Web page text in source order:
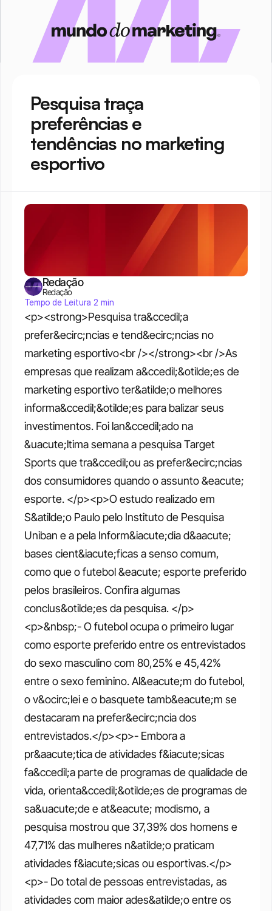
Pesquisa traça
preferências e
tendências no marketing
esportivo
<p><strong>Pesquisa tra&ccedil;a
prefer&ecirc;ncias e tend&ecirc;ncias no
marketing esportivo<br /></strong><br />As
empresas que realizam a&ccedil;&otilde;es de
marketing esportivo ter&atilde;o melhores
informa&ccedil;&otilde;es para balizar seus
investimentos. Foi lan&ccedil;ado na
&uacute;ltima semana a pesquisa Target
Sports que tra&ccedil;ou as prefer&ecirc;ncias
dos consumidores quando o assunto &eacute;
esporte. </p><p>O estudo realizado em
S&atilde;o Paulo pelo Instituto de Pesquisa
Uniban e a pela Inform&iacute;dia d&aacute;
bases cient&iacute;ficas a senso comum,
como que o futebol &eacute; esporte preferido
pelos brasileiros. Confira algumas
conclus&otilde;es da pesquisa. </p>
<p>&nbsp;- O futebol ocupa o primeiro lugar
como esporte preferido entre os entrevistados
do sexo masculino com 80,25% e 45,42%
entre o sexo feminino. Al&eacute;m do futebol,
o v&ocirc;lei e o basquete tamb&eacute;m se
destacaram na prefer&ecirc;ncia dos
entrevistados.</p><p>- Embora a
pr&aacute;tica de atividades f&iacute;sicas
fa&ccedil;a parte de programas de qualidade de
vida, orienta&ccedil;&otilde;es de programas de
sa&uacute;de e at&eacute; modismo, a
pesquisa mostrou que 37,39% dos homens e
47,71% das mulheres n&atilde;o praticam
atividades f&iacute;sicas ou esportivas.</p>
<p>- Do total de pessoas entrevistadas, as
atividades com maior ades&atilde;o entre os
Redação
Redação
Tempo de Leitura 2 min